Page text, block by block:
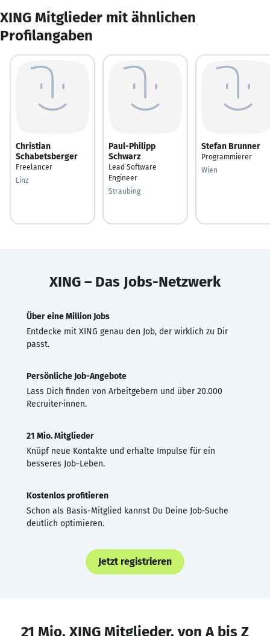
XING Mitglieder mit ähnlichen
Profilangaben
Christian
Schabetsberger
Freelancer
Linz
Paul-Philipp
Schwarz
Lead Software
Engineer
Straubing
Stefan Brunner
Programmierer
Wien
XING – Das Jobs-Netzwerk
Über eine Million Jobs
Entdecke mit XING genau den Job, der wirklich zu Dir
passt.
Persönliche Job-Angebote
Lass Dich finden von Arbeitgebern und über 20.000
Recruiter·innen.
21 Mio. Mitglieder
Knüpf neue Kontakte und erhalte Impulse für ein
besseres Job-Leben.
Kostenlos profitieren
Schon als Basis-Mitglied kannst Du Deine Job-Suche
deutlich optimieren.
Jetzt registrieren
21 Mio. XING Mitglieder, von A bis Z